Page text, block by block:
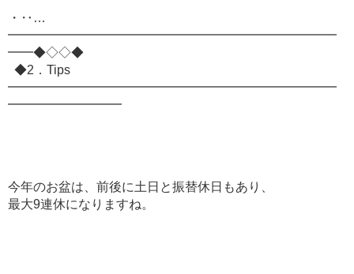
・‥…
━━━━━━━━━━━━━━━━━━━━━━━━━━
━━◆◇◇◆
◆2．Tips
━━━━━━━━━━━━━━━━━━━━━━━━━━
━━━━━━━━━
今年のお盆は、前後に土日と振替休日もあり、
最大9連休になりますね。